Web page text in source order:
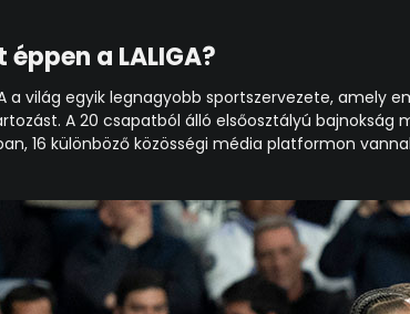
éppen a LALIGA?
a világ egyik legnagyobb sportszervezete,
A 20 csapatból álló elsőosztályú
16 különböző közösségi média platformon